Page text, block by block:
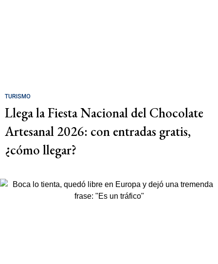
TURISMO
Llega la Fiesta Nacional del Chocolate
Artesanal 2026: con entradas gratis,
¿cómo llegar?